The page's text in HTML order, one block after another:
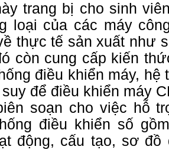
trang bị cho sinh
loại của các máy
thực tế sản xuất như
còn cung cấp kiến
điều khiển máy, hệ
để điều khiển máy
soạn cho việc hỗ
điều khiển số
động, cấu tạo, sơ đồ